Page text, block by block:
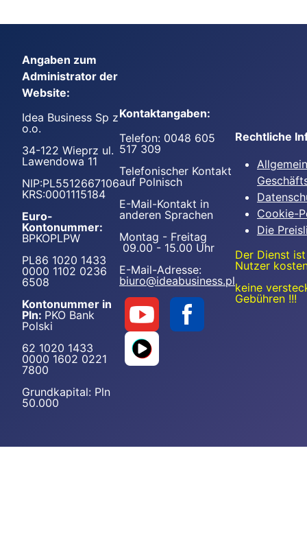
Angaben zum
Administrator der
Website:
Idea Business Sp z
o.o.
34-122 Wieprz ul.
Lawendowa 11
NIP:PL5512667106
KRS:0001115184
Euro-
Kontonummer:
BPKOPLPW
PL86 1020 1433
0000 1102 0236
6508
Kontonummer in
Pln: PKO Bank
Polski
62 1020 1433
0000 1602 0221
7800
Grundkapital: Pln
50.000
Kontaktangaben:
Telefon: 0048 605
517 309
Telefonischer Kontakt
auf Polnisch
E-Mail-Kontakt in
anderen Sprachen
Montag - Freitag
09.00 - 15.00 Uhr
E-Mail-Adresse:
biuro@ideabusiness.pl
Rechtliche
Cookie-
Die
Der Dienst
Nutzer
keine
Gebühren !!!